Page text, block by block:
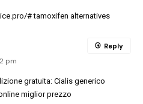
#tamoxifen alternatives
pm
gratuita: Cialis generico
miglior prezzo
Reply